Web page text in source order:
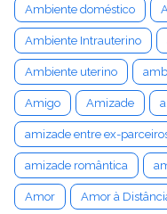
Ambiente doméstico
Ambiente Intrauterino
Ambiente uterino
Amigo Amizade
amizade entre ex-
amizade romântica
Amor Amor à